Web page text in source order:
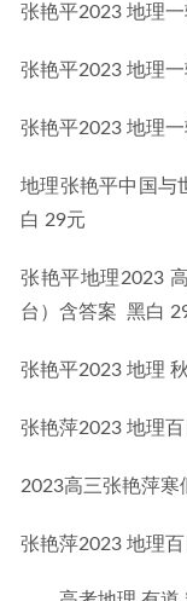
张艳平2023 地理一
张艳平2023 地理一
张艳平2023 地理
地理张艳平中国与
白 29元
张艳平地理2023
台）含答案  黑白
张艳平2023 地理
张艳萍2023 地理百
2023高三张艳萍寒
张艳萍2023 地理